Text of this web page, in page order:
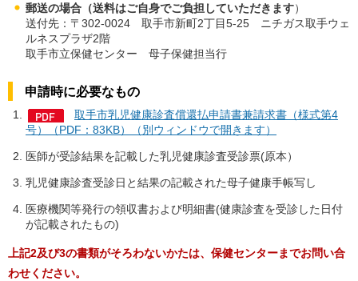
郵送の場合（送料はご自身でご負担していただきます）
送付先：〒302-0024 取手市新町2丁目5-25 ニチガス取手ウェ
ルネスプラザ2階
取手市立保健センター 母子保健担当行
申請時に必要なもの
取手市乳児健康診査償還払申請書兼請求書（様式第4
号）（PDF：83KB）（別ウィンドウで開きます）
医師が受診結果を記載した乳児健康診査受診票(原本）
乳児健康診査受診日と結果の記載された母子健康手帳写し
医療機関等発行の領収書および明細書(健康診査を受診した日付
が記載されたもの)
上記2及び3の書類がそろわないかたは、保健センターまでお問い合
わせください。